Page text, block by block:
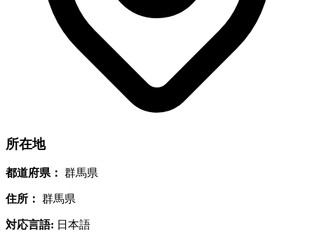
所在地
都道府県： 群馬県
住所： 群馬県
対応言語: 日本語